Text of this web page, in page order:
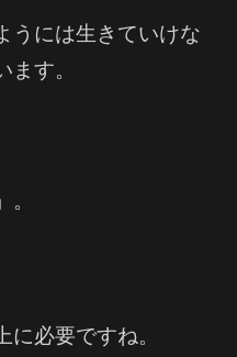
うには生きていけな
す。
に必要ですね。